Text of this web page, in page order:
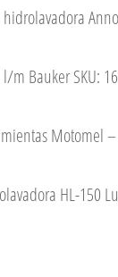
m Bauker SKU:
Motomel
HL-150